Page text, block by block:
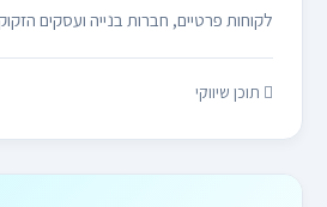
לקוחות פרטיים, חברות בנייה ועסקים
תוכן שיווקי